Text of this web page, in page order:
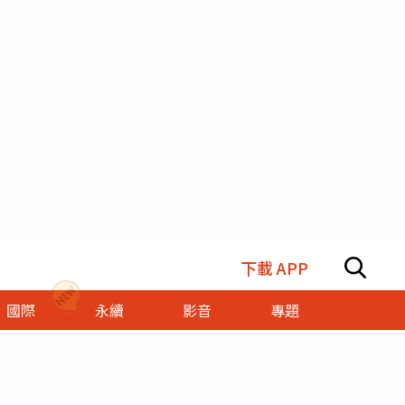
下載 APP
國際 永續 影音
專題